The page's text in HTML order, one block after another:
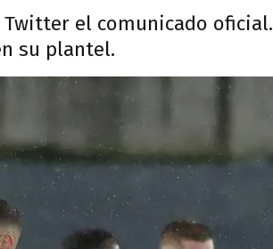
el comunicado oficial.
su plantel.